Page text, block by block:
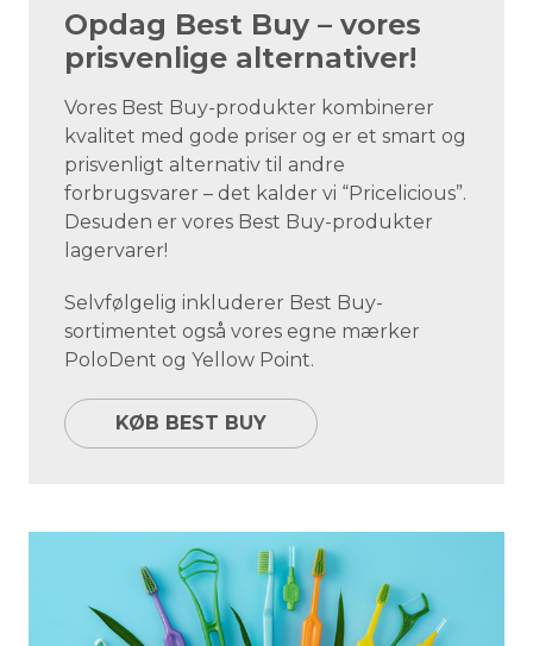
Opdag Best Buy – vores
prisvenlige alternativer!
Vores Best Buy-produkter kombinerer
kvalitet med gode priser og er et smart og
prisvenligt alternativ til andre
forbrugsvarer – det kalder vi “Pricelicious”.
Desuden er vores Best Buy-produkter
lagervarer!
Selvfølgelig inkluderer Best Buy-
sortimentet også vores egne mærker
PoloDent og Yellow Point.
KØB BEST BUY